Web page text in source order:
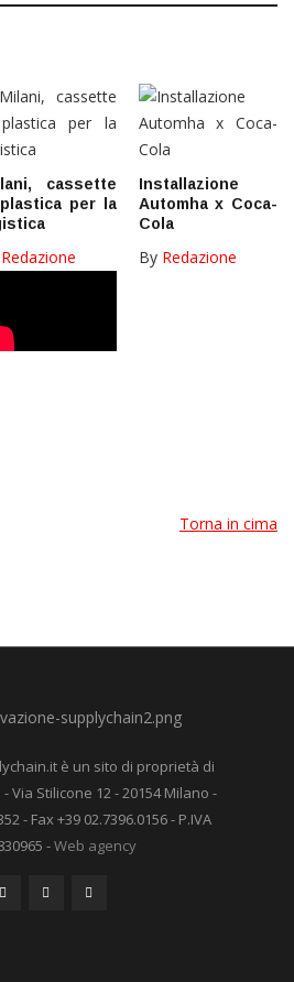
cassette
per la
Redazione
Installazione
Automha x Coca-
Cola
By Redazione
Torna in cima
è un sito di proprietà di
Via Stilicone 12 - 20154 Milano -
- Fax +39 02.7396.0156 - P.IVA
-Web agency